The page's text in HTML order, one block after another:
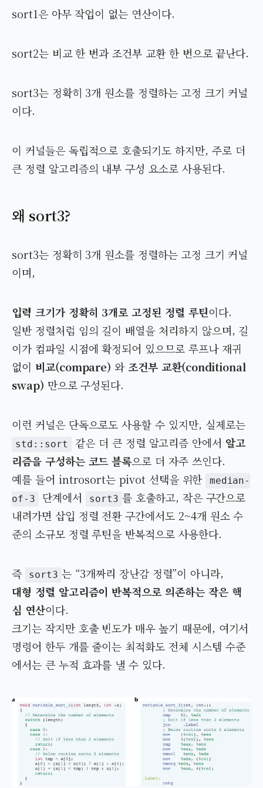
sort1은 아무 작업이 없는 연산이다.
sort2는 비교 한 번과 조건부 교환 한 번으로 끝난다.
sort3는 정확히 3개 원소를 정렬하는 고정 크기 커널
이다.
이 커널들은 독립적으로 호출되기도 하지만, 주로 더
큰 정렬 알고리즘의 내부 구성 요소로 사용된다.
왜 sort3?
sort3는 정확히 3개 원소를 정렬하는 고정 크기 커널
이며,
입력 크기가 정확히 3개로 고정된 정렬 루틴이다.
일반 정렬처럼 임의 길이 배열을 처리하지 않으며, 길
이가 컴파일 시점에 확정되어 있으므로 루프나 재귀
없이 비교(compare) 와조건부 교환(conditional
swap) 만으로 구성된다.
이런 커널은 단독으로도 사용할 수 있지만, 실제로는
std::sort 같은 더 큰 정렬 알고리즘 안에서 알고
리즘을 구성하는 코드 블록으로 더 자주 쓰인다.
예를 들어 introsort는 pivot 선택을 위한
median-
of-3
단계에서 sort3 를 호출하고, 작은 구간으로
내려가면 삽입 정렬 전환 구간에서도 2~4개 원소 수
준의 소규모 정렬 루틴을 반복적으로 사용한다.
즉 sort3 는 “3개짜리 장난감 정렬”이 아니라,
대형 정렬 알고리즘이 반복적으로 의존하는 작은 핵
심 연산이다.
크기는 작지만 호출 빈도가 매우 높기 때문에, 여기서
명령어 한두 개를 줄이는 최적화도 전체 시스템 수준
에서는 큰 누적 효과를 낼 수 있다.